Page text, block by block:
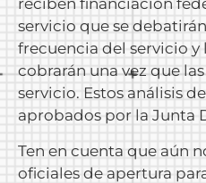
reciben financiación
servicio que se
frecuencia del servicio y
cobrarán una vez que
servicio. Estos análisis
aprobados por la Junta
Ten en cuenta que aún
oficiales de apertura